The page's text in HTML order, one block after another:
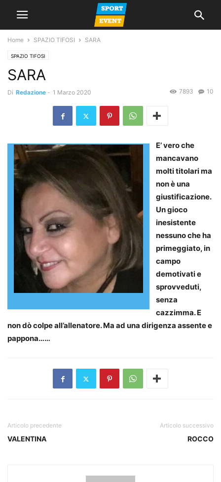
Home SPAZIO TIFOSI SARA
SPAZIO TIFOSI
SARA
Di Redazione - 1 Marzo 2020 10
7893
E’ vero che
mancavano
molti titolari ma
non è una
giustificazione.
Un gioco
inesistente
nessuno che ha
primeggiato, in
campo
demotivati e
sprovveduti,
senza
cazzimma. E
non dò colpe all’allenatore. Ma ad una dirigenza assente e
pappona……
Articolo precedente
VALENTINA
Articolo successivo
ROCCO